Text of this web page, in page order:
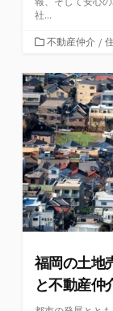
社...
カ
ゴ
リ
ー
不動産仲介 /
福岡の土地
と不動産仲